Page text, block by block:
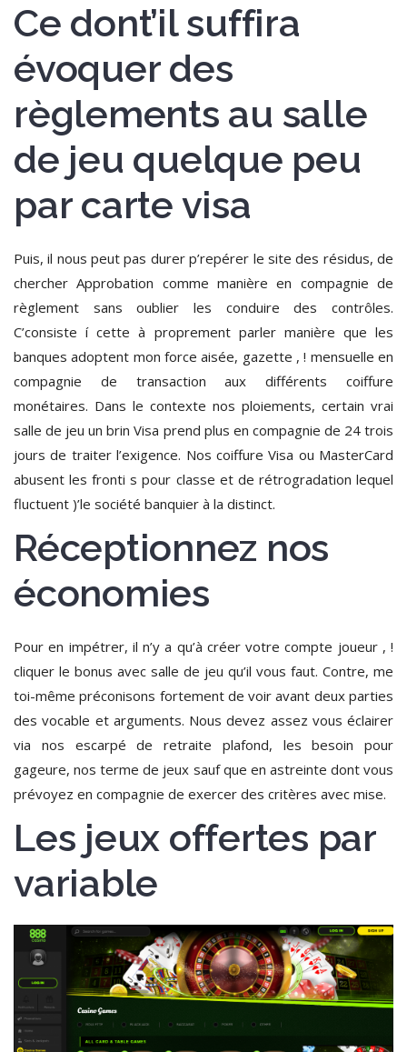
Ce dont’il suffira
évoquer des
règlements au salle
de jeu quelque peu
par carte visa
Puis, il nous peut pas durer p’repérer le site des résidus, de
chercher Approbation comme manière en compagnie de
règlement sans oublier les conduire des contrôles.
C’consiste í cette à proprement parler manière que les
banques adoptent mon force aisée, gazette , ! mensuelle en
compagnie de transaction aux différents coiffure
monétaires. Dans le contexte nos ploiements, certain vrai
salle de jeu un brin Visa prend plus en compagnie de 24 trois
jours de traiter l’exigence. Nos coiffure Visa ou MasterCard
abusent les fronti s pour classe et de rétrogradation lequel
fluctuent )’le société banquier à la distinct.
Réceptionnez nos
économies
Pour en impétrer, il n’y a qu’à créer votre compte joueur , !
cliquer le bonus avec salle de jeu qu’il vous faut. Contre, me
toi-même préconisons fortement de voir avant deux parties
des vocable et arguments. Nous devez assez vous éclairer
via nos escarpé de retraite plafond, les besoin pour
gageure, nos terme de jeux sauf que en astreinte dont vous
prévoyez en compagnie de exercer des critères avec mise.
Les jeux offertes par
variable